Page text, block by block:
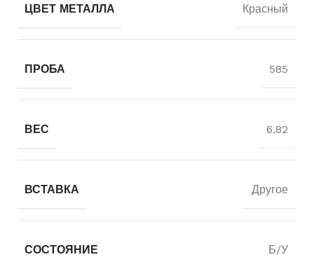
ЦВЕТ МЕТАЛЛА Красный
ПРОБА 585
ВЕС 6.82
ВСТАВКА Другое
СОСТОЯНИЕ Б/У